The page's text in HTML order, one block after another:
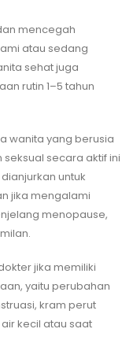
mencegah
atau sedang
sehat juga
rutin 1–5 tahun
wanita yang berusia
seksual secara aktif ini
untuk
jika mengalami
menopause,
jika memiliki
yaitu perubahan
kram perut
kecil atau saat